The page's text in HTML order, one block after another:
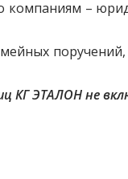
–
поручений,
КГ ЭТАЛОН не